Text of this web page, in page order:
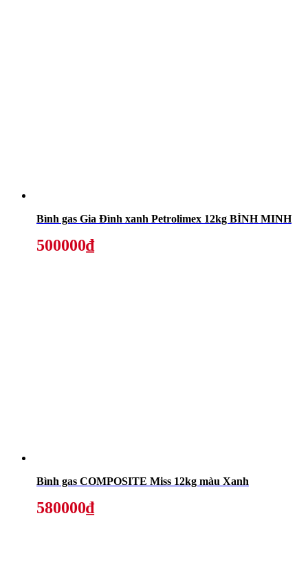
Bình gas Gia Đình xanh Petrolimex 12kg BÌNH MINH
500000₫
Bình gas COMPOSITE Miss 12kg màu Xanh
580000₫